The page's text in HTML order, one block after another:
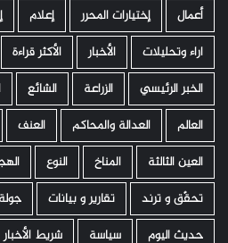
أعمال
إختيارات المحرر إعلام
اراء وتحليلات
الأخبار الأكثر قراءة
الخبر الرئيسي
الزراعة الشائع
العالم
العدالة والمحاكم العنف
العين الثالثة
المناخ النوع
تحقّق و ترند
تقارير و بيانات
حديث اليوم
سياسة شريط الأخبار